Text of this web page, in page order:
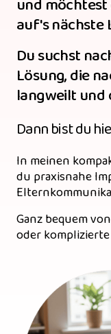
auf's nächste
Du suchst
Lösung, die
langweilt
Dann bist du
In meinen
du praxisnahe
Ganz bequem
oder